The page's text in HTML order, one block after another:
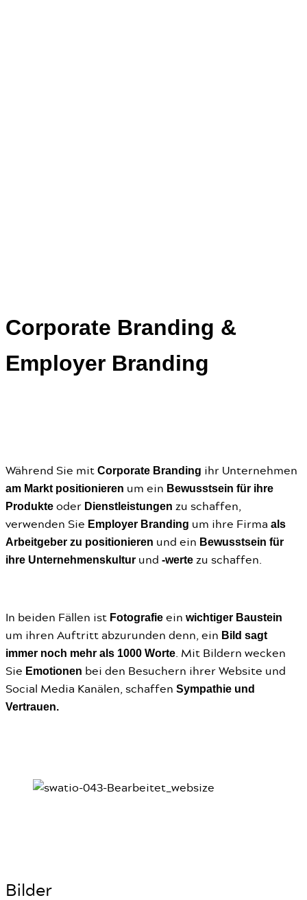
Corporate Branding &
Employer Branding
Während Sie mit Corporate Branding ihr Unternehmen
am Markt positionieren um ein Bewusstsein für ihre
Produkte oder Dienstleistungen zu schaffen,
verwenden Sie Employer Branding um ihre Firma als
Arbeitgeber zu positionieren und ein Bewusstsein für
ihre Unternehmenskultur und -werte zu schaffen.
In beiden Fällen ist Fotografie ein wichtiger Baustein
um ihren Auftritt abzurunden denn, ein Bild sagt
immer noch mehr als 1000 Worte . Mit Bildern wecken
Sie Emotionen bei den Besuchern ihrer Website und
Social Media Kanälen, schaffen Sympathie und
Vertrauen.
Bilder